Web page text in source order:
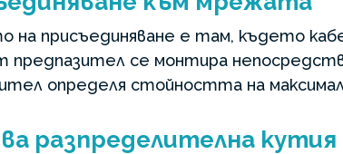
на присъединяване е там, където
предпазител се монтира
определя стойността на
разпределителна кутия